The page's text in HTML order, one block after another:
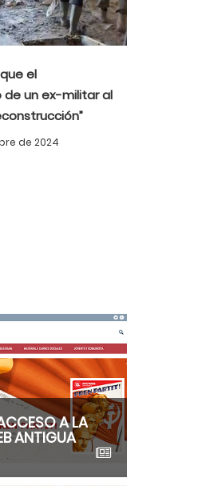
el
un ex-militar al
del
de 2024
A LA
ANTIGUA